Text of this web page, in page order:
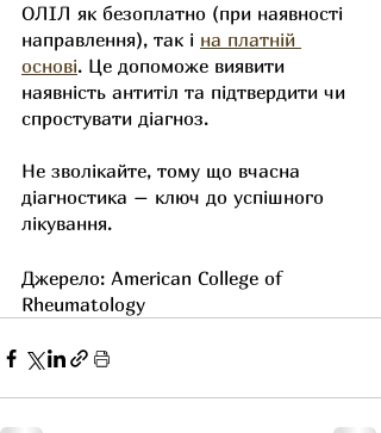
ОЛІЛ як безоплатно (при наявності
направлення), так і на платній
основі. Це допоможе виявити
наявність антитіл та підтвердити чи
спростувати діагноз.
Не зволікайте, тому що вчасна
діагностика – ключ до успішного
лікування.
Джерело: American College of
Rheumatology